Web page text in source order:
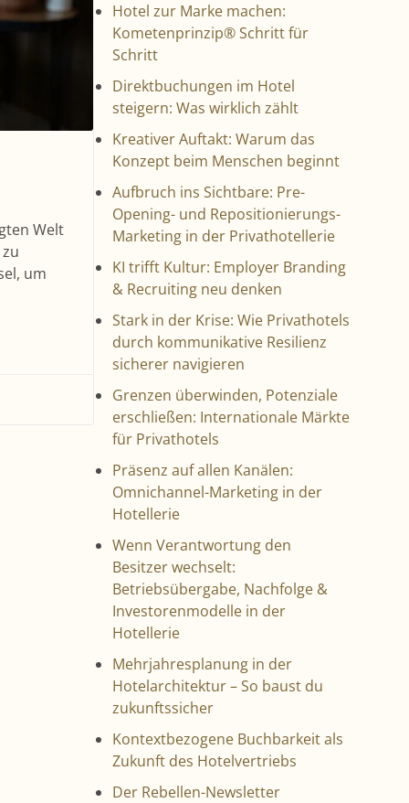
Welt
um
Hotel zur Marke machen:
Kometenprinzip® Schritt für
Schritt
Direktbuchungen im Hotel
steigern: Was wirklich zählt
Kreativer Auftakt: Warum das
Konzept beim Menschen beginnt
Aufbruch ins Sichtbare: Pre-
Opening- und Repositionierungs-
Marketing in der Privathotellerie
KI trifft Kultur: Employer Branding
& Recruiting neu denken
Stark in der Krise: Wie Privathotels
durch kommunikative Resilienz
sicherer navigieren
Grenzen überwinden, Potenziale
erschließen: Internationale Märkte
für Privathotels
Präsenz auf allen Kanälen:
Omnichannel-Marketing in der
Hotellerie
Wenn Verantwortung den
Besitzer wechselt:
Betriebsübergabe, Nachfolge &
Investorenmodelle in der
Hotellerie
Mehrjahresplanung in der
Hotelarchitektur – So baust du
zukunftssicher
Kontextbezogene Buchbarkeit als
Zukunft des Hotelvertriebs
Der Rebellen-Newsletter